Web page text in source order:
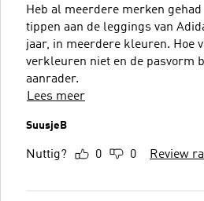
Heb al meerdere merken
tippen aan de leggings van
jaar, in meerdere kleuren. Hoe
verkleuren niet en de pasvorm
aanrader.
Lees meer
SuusjeB
Nuttig? 0 0 Review